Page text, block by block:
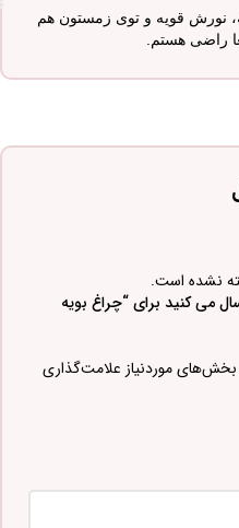
نورش قویه و توی زمستون هم
راضی هستم.
نشده است.
می کنید برای “چراغ بویه
بخش‌های موردنیاز علامت‌گذاری